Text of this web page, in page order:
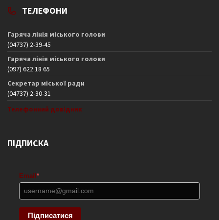
ТЕЛЕФОНИ
Гаряча лінія міського голови
(04737) 2-39-45
Гаряча лінія міського голови
(097) 622 18 65
Секретар міської ради
(04737) 2-30-31
Телефонний довідник
ПІДПИСКА
Email *
Підписатися